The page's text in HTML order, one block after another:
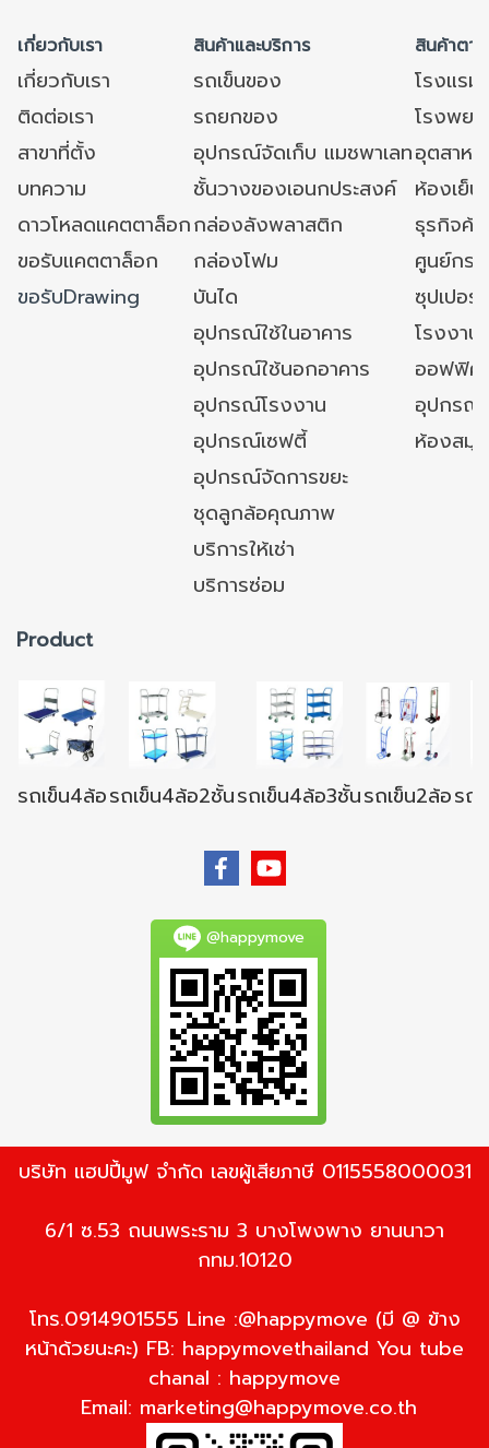
เกี่ยวกับเรา สินค้าและบริการ สินค้าตา
เกี่ยวกับเรา รถเข็นของ
โรงแร
ติดต่อเรา
รถยกของ
โรงพย
สาขาที่ตั้ง
อุปกรณ์จัดเก็บ แมชพาเลทอุตสาหก
บทความ
ชั้นวางของเอนกประสงค์
ห้องเย็
ดาวโหลดแคตตาล็อกกล่องลังพลาสติก
ธุรกิจค้
ขอรับแคตตาล็อก
กล่องโฟม
ศูนย์กร
ขอรับDrawing
บันได
ซุปเปอ
อุปกรณ์ใช้ในอาคาร
โรงงา
อุปกรณ์ใช้นอกอาคาร
ออฟฟิศ/
อุปกรณ์โรงงาน
อุปกรณ์
อุปกรณ์เซฟตี้
ห้องสมุ
อุปกรณ์จัดการขยะ
ชุดลูกล้อคุณภาพ
บริการให้เช่า
บริการซ่อม
Product
รถเข็น4ล้อรถเข็น4ล้อ2ชั้นรถเข็น4ล้อ3ชั้นรถเข็น2ล้อรถ
@happymove
บริษัท แฮปปี้มูฟ จำกัด เลขผู้เสียภาษี 0115558000031
6/1 ซ.53 ถนนพระราม 3 บางโพงพาง ยานนาวา
กทม.10120
โทร.0914901555 Line :@happymove (มี @ ข้าง
หน้าด้วยนะคะ) FB: happymovethailand You tube
chanal : happymove
Email: marketing@happymove.co.th